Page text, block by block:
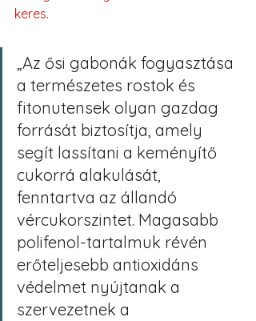
keres.
„Az ősi gabonák fogyasztása
a természetes rostok és
fitonutensek olyan gazdag
forrását biztosítja, amely
segít lassítani a keményítő
cukorrá alakulását,
fenntartva az állandó
vércukorszintet. Magasabb
polifenol-tartalmuk révén
erőteljesebb antioxidáns
védelmet nyújtanak a
szervezetnek a